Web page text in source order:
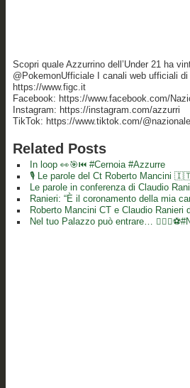
Scopri quale Azzurrino dell’Under 21 ha
@PokemonUfficiale I canali web ufficiali
https://www.figc.it​​​​
Facebook: https://www.facebook.com/
Instagram: https://instagram.com/azzurri​
TikTok: https://www.tiktok.com/
Related Posts
In loop 👀🎯⏮️ #Cernoia #Azzurre
🎙️ Le parole del Ct Roberto Mancini
Le parole in conferenza di Claudio
Ranieri: “È il coronamento della mia
Roberto Mancini CT e Claudio Ranieri
Nel tuo Palazzo può entrare…